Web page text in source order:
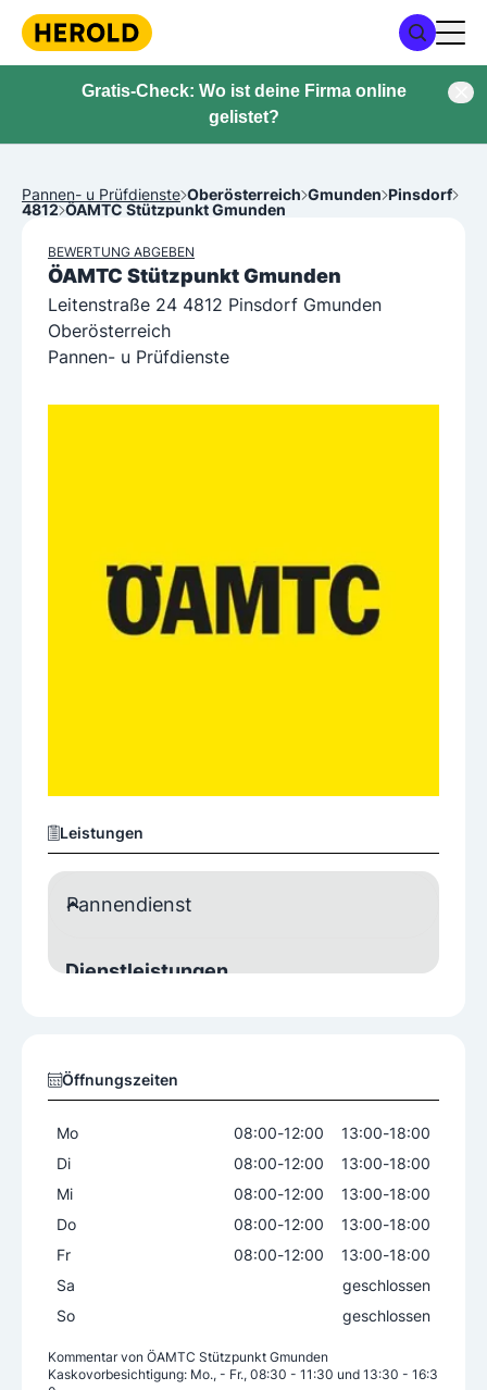
Gratis-Check: Wo ist deine Firma online
gelistet?
Pannen- u Prüfdienste Oberösterreich Gmunden Pinsdorf
4812 ÖAMTC Stützpunkt Gmunden
BEWERTUNG ABGEBEN
ÖAMTC Stützpunkt Gmunden
Leitenstraße 24 4812 Pinsdorf Gmunden
Oberösterreich
Pannen- u Prüfdienste
Leistungen
Pannendienst
Dienstleistungen
Öffnungszeiten
Mo 08:00-12:00 13:00-18:00
Di
08:00-12:00 13:00-18:00
Mi
08:00-12:00 13:00-18:00
Do
08:00-12:00 13:00-18:00
Fr
08:00-12:00 13:00-18:00
Sa
geschlossen
So
geschlossen
Kommentar von ÖAMTC Stützpunkt Gmunden
Kaskovorbesichtigung: Mo., - Fr., 08:30 - 11:30 und 13:30 - 16:3